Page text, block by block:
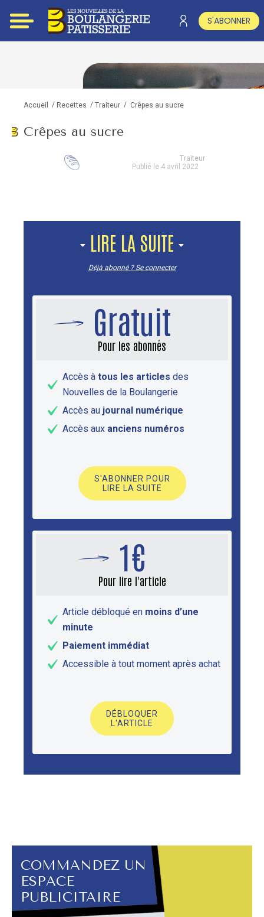
S'ABONNER
Accueil / Recettes / Traiteur / Crêpes au sucre
Crêpes au sucre
Traiteur
Publié le 4 avril 2022
LIRE LA SUITE
Déjà abonné ? Se connecter
Gratuit
Pour les abonnés
Accès à tous les articles des
Nouvelles de la Boulangerie
Accès au journal numérique
Accès aux anciens numéros
S'ABONNER POUR
LIRE LA SUITE
1€
Pour lire l'article
Article débloqué en moins d’une
minute
Paiement immédiat
Accessible à tout moment après achat
DÉBLOQUER
L'ARTICLE
COMMANDEZ UN
ESPACE
PUBLICITAIRE